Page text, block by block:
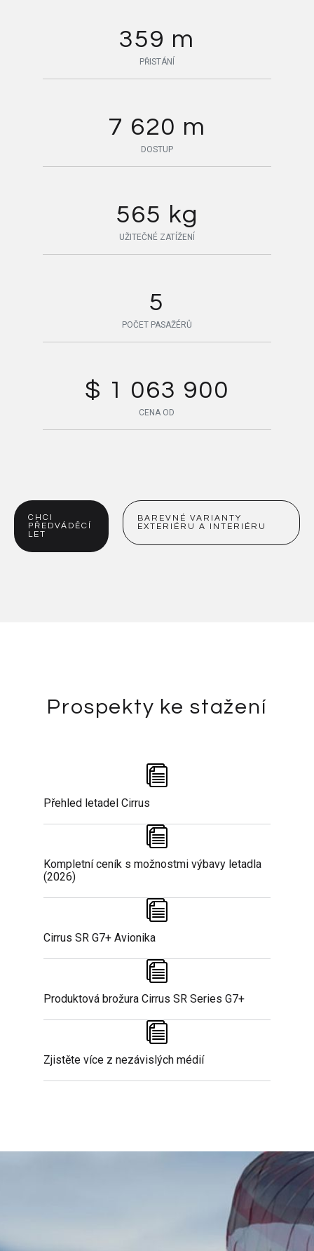
359 m
PŘISTÁNÍ
7 620 m
DOSTUP
565 kg
UŽITEČNÉ ZATÍŽENÍ
5
POČET PASAŽÉRŮ
$ 1 063 900
CENA OD
CHCI
PŘEDVÁDĚCÍ
LET
BAREVNÉ VARIANTY
EXTERIÉRU A INTERIÉRU
Prospekty ke stažení
Přehled letadel Cirrus
Kompletní ceník s možnostmi výbavy letadla
(2026)
Cirrus SR G7+ Avionika
Produktová brožura Cirrus SR Series G7+
Zjistěte více z nezávislých médií